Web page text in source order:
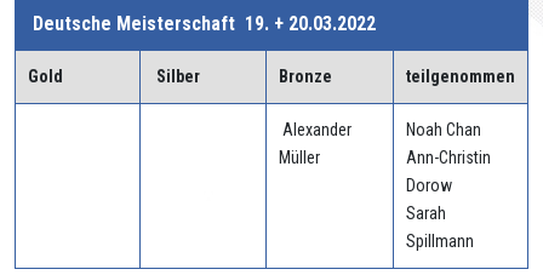
Deutsche Meisterschaft 19. + 20.03.2022
Gold Silber Bronze teilgenommen
Alexander
Müller
Noah Chan
Ann-Christin
Dorow
Sarah
Spillmann